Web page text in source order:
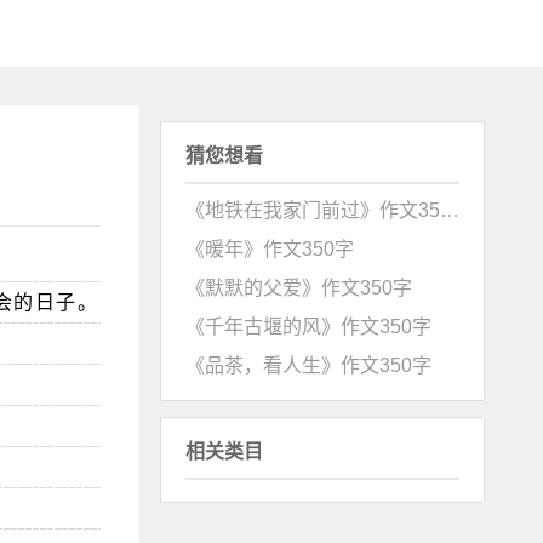
日子。
猜您想看
《地铁在我家门前过》作文350字
《暖年》作文350字
《默默的父爱》作文350字
《千年古堰的风》作文350字
《品茶，看人生》作文350字
相关类目